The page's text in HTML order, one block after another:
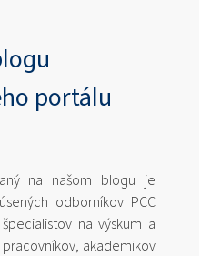
portálu
na našom blogu je
odborníkov PCC
na výskum a
akademikov